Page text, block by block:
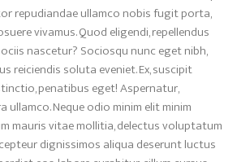
repudiandae ullamco nobis fugit porta,
vivamus. Quod eligendi, repellendus
nascetur? Sociosqu nunc eget nibh,
reiciendis soluta eveniet. Ex, suscipit
penatibus eget! Aspernatur,
Neque odio minim elit minim
mauris vitae mollitia, delectus voluptatum
dignissimos aliqua deserunt luctus